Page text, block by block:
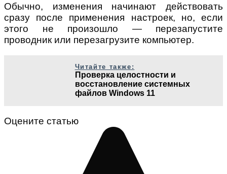
Обычно, изменения начинают действовать
сразу после применения настроек, но, если
этого не произошло — перезапустите
проводник или перезагрузите компьютер.
Читайте также:
Проверка целостности и
восстановление системных
файлов Windows 11
Оцените статью